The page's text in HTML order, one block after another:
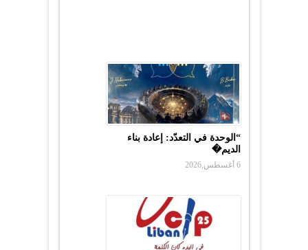
“الوحدة في التعدّد: إعادة بناء
الديم�
6 أغسطس,2026